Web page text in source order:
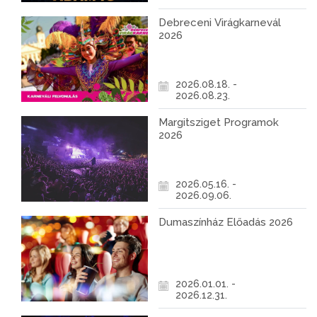
Debreceni Virágkarnevál
2026
2026.08.18. -
2026.08.23.
Margitsziget Programok
2026
2026.05.16. -
2026.09.06.
Dumaszínház Előadás 2026
2026.01.01. -
2026.12.31.